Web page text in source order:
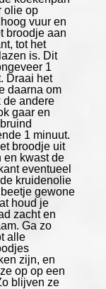
olie op
vuur en
broodje aan
tot het
is. Dit
1
Draai het
daarna om
de andere
gaar en
1 minuut.
broodje uit
en kwast de
eventueel
kruidenolie
gewone
houd je
zacht en
Ga zo
alle
zijn, en
op op een
blijven ze